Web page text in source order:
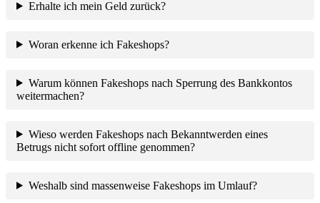
Erhalte ich mein Geld zurück?
Woran erkenne ich Fakeshops?
Warum können Fakeshops nach Sperrung des Bankkontos
weitermachen?
Wieso werden Fakeshops nach Bekanntwerden eines
Betrugs nicht sofort offline genommen?
Weshalb sind massenweise Fakeshops im Umlauf?